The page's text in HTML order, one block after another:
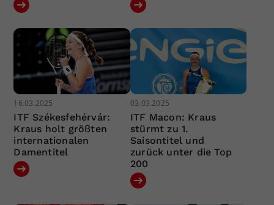
16.03.2025
ITF Székesfehérvár:
Kraus holt größten
internationalen
Damentitel
03.03.2025
ITF Macon: Kraus
stürmt zu 1.
Saisontitel und
zurück unter die Top
200